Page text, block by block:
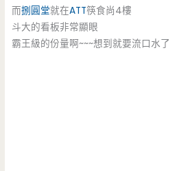
而捌圓堂就在ATT筷食尚4樓
斗大的看板非常顯眼
霸王級的份量啊~~~想到就要流口水了